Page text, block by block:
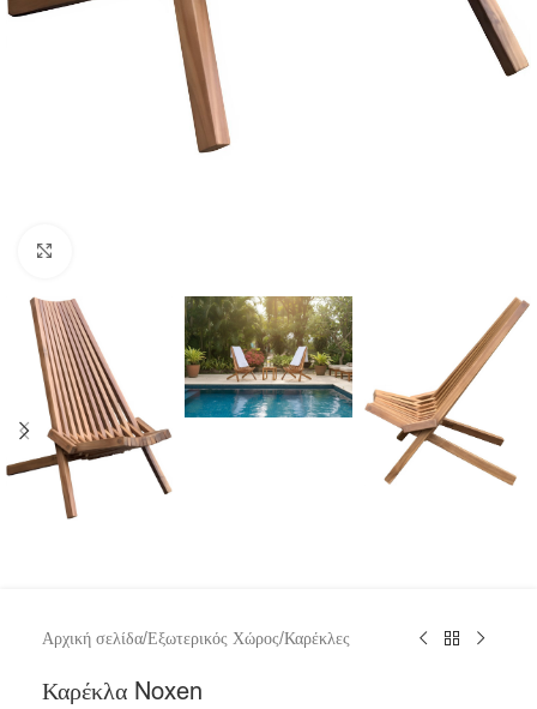
Αρχική σελίδα/Εξωτερικός Χώρος/Καρέκλες
Καρέκλα Noxen